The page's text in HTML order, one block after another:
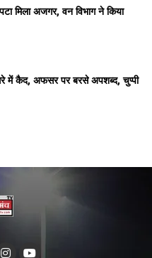
मिला अजगर, वन विभाग ने किया
में कैद, अफसर पर बरसे अपशब्द, चुप्पी